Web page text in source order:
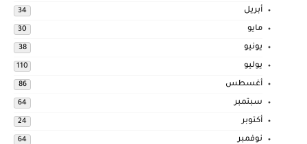
أبريل 34
مايو 30
يونيو 38
يوليو 110
أغسطس 86
سبتمبر 64
أكتوبر 24
نوفمبر 64